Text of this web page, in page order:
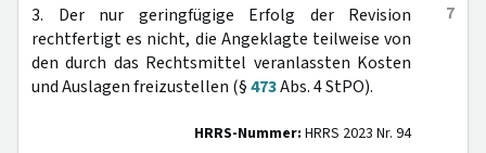
7
3. Der nur geringfügige Erfolg der Revision
rechtfertigt es nicht, die Angeklagte teilweise von
den durch das Rechtsmittel veranlassten Kosten
und Auslagen freizustellen (§473Abs. 4 StPO).
HRRS-Nummer: HRRS 2023 Nr. 94